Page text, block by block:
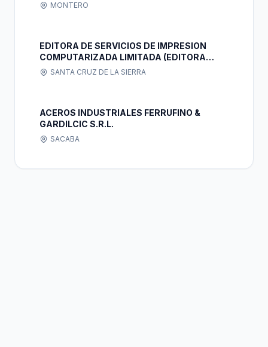
MONTERO
EDITORA DE SERVICIOS DE IMPRESION
COMPUTARIZADA LIMITADA (EDITORA
S.I.C.LTDA.)
SANTA CRUZ DE LA SIERRA
ACEROS INDUSTRIALES FERRUFINO &
GARDILCIC S.R.L.
SACABA